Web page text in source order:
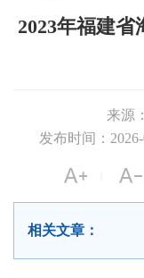
2023年福建
来源
发布时间：
相关文章：